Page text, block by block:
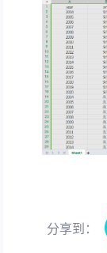
分享到：